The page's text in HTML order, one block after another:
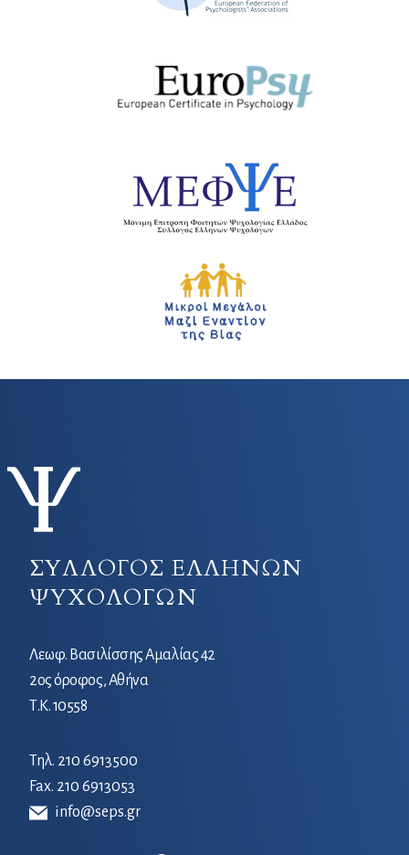
ΣΥΛΛΟΓΟΣ ΕΛΛΗΝΩΝ
ΨΥΧΟΛΟΓΩΝ
Λεωφ. Βασιλίσσης Αμαλίας 42
2ος όροφος, Αθήνα
Τ.Κ. 10558
Τηλ. 210 6913500
Fax. 210 6913053
info@seps.gr